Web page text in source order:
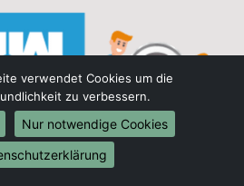
verwendet Cookies um die
zu verbessern.
Nur notwendige Cookies